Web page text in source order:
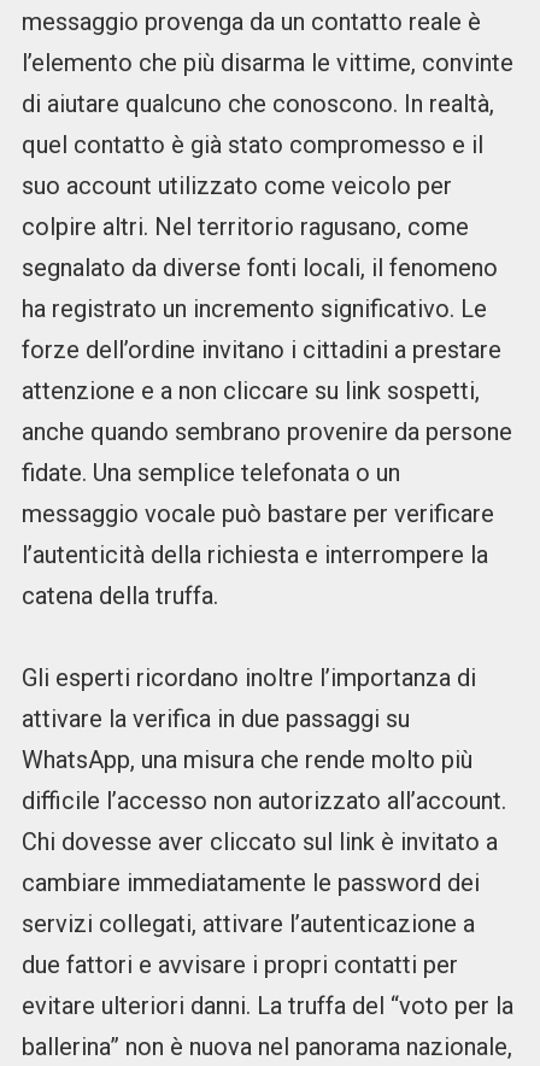
messaggio provenga da un contatto reale è
l’elemento che più disarma le vittime, convinte
di aiutare qualcuno che conoscono. In realtà,
quel contatto è già stato compromesso e il
suo account utilizzato come veicolo per
colpire altri. Nel territorio ragusano, come
segnalato da diverse fonti locali, il fenomeno
ha registrato un incremento significativo. Le
forze dell’ordine invitano i cittadini a prestare
attenzione e a non cliccare su link sospetti,
anche quando sembrano provenire da persone
fidate. Una semplice telefonata o un
messaggio vocale può bastare per verificare
l’autenticità della richiesta e interrompere la
catena della truffa.
Gli esperti ricordano inoltre l’importanza di
attivare la verifica in due passaggi su
WhatsApp, una misura che rende molto più
difficile l’accesso non autorizzato all’account.
Chi dovesse aver cliccato sul link è invitato a
cambiare immediatamente le password dei
servizi collegati, attivare l’autenticazione a
due fattori e avvisare i propri contatti per
evitare ulteriori danni. La truffa del “voto per la
ballerina” non è nuova nel panorama nazionale,